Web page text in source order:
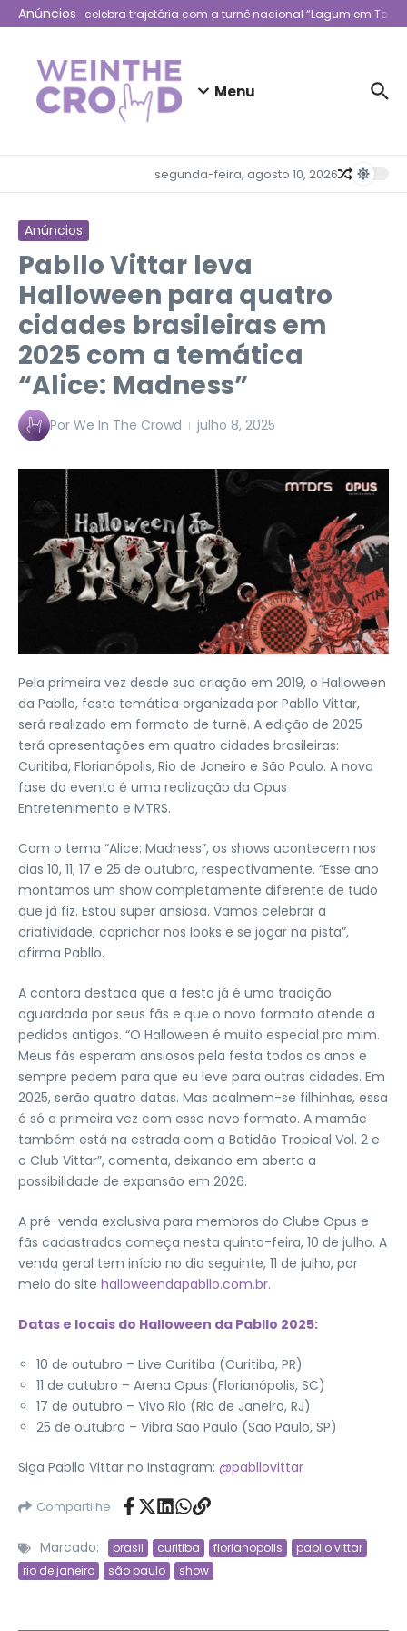
Ir para o conteúdo
Anúncios
Lagum celebra trajetória com a turnê nacional “Lagum em Todo
Menu
segunda-feira, agosto 10, 2026
Anúncios
Pabllo Vittar leva
Halloween para quatro
cidades brasileiras em
2025 com a temática
“Alice: Madness”
Por We In The Crowd julho 8, 2025
Pela primeira vez desde sua criação em 2019, o Halloween
da Pabllo, festa temática organizada por Pabllo Vittar,
será realizado em formato de turnê. A edição de 2025
terá apresentações em quatro cidades brasileiras:
Curitiba, Florianópolis, Rio de Janeiro e São Paulo. A nova
fase do evento é uma realização da Opus
Entretenimento e MTRS.
Com o tema “Alice: Madness”, os shows acontecem nos
dias 10, 11, 17 e 25 de outubro, respectivamente. “Esse ano
montamos um show completamente diferente de tudo
que já fiz. Estou super ansiosa. Vamos celebrar a
criatividade, caprichar nos looks e se jogar na pista”,
afirma Pabllo.
A cantora destaca que a festa já é uma tradição
aguardada por seus fãs e que o novo formato atende a
pedidos antigos. “O Halloween é muito especial pra mim.
Meus fãs esperam ansiosos pela festa todos os anos e
sempre pedem para que eu leve para outras cidades. Em
2025, serão quatro datas. Mas acalmem-se filhinhas, essa
é só a primeira vez com esse novo formato. A mamãe
também está na estrada com a Batidão Tropical Vol. 2 e
o Club Vittar”, comenta, deixando em aberto a
possibilidade de expansão em 2026.
A pré-venda exclusiva para membros do Clube Opus e
fãs cadastrados começa nesta quinta-feira, 10 de julho. A
venda geral tem início no dia seguinte, 11 de julho, por
meio do site halloweendapabllo.com.br.
Datas e locais do Halloween da Pabllo 2025:
10 de outubro – Live Curitiba (Curitiba, PR)
11 de outubro – Arena Opus (Florianópolis, SC)
17 de outubro – Vivo Rio (Rio de Janeiro, RJ)
25 de outubro – Vibra São Paulo (São Paulo, SP)
Siga Pabllo Vittar no Instagram: @pabllovittar
Compartilhe
Marcado: brasil curitiba florianopolis
pabllo vittar
rio de janeiro
são paulo show